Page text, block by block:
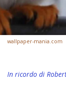
wallpaper-mania.com
In ricordo di